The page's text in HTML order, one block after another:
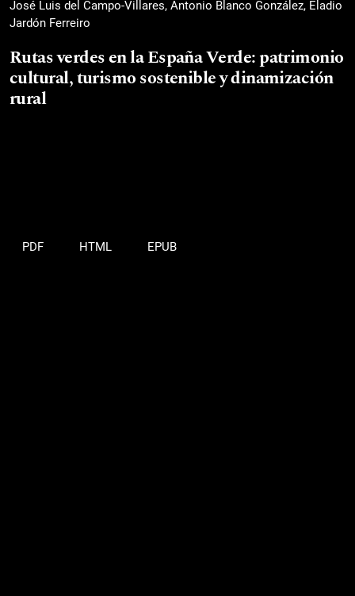
José Luis del Campo-Villares, Antonio Blanco González, Eladio
Jardón Ferreiro
Rutas verdes en la España Verde: patrimonio
cultural, turismo sostenible y dinamización
rural
PDF HTML EPUB